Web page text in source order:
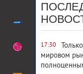
17:30
мировом